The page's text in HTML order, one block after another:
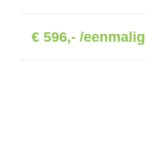
€ 596,- /eenmalig